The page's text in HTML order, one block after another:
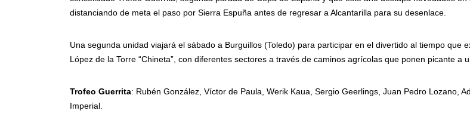
distanciando de meta el paso por Sierra Espuña antes de regresar a Alcantarilla para su desenlace.
Una segunda unidad viajará el sábado a Burguillos (Toledo) para participar en el divertido al tiempo que
López de la Torre “Chineta”, con diferentes sectores a través de caminos agrícolas que ponen picante a
Trofeo Guerrita: Rubén González, Víctor de Paula, Werik Kaua, Sergio Geerlings, Juan Pedro Lozano,
Imperial.